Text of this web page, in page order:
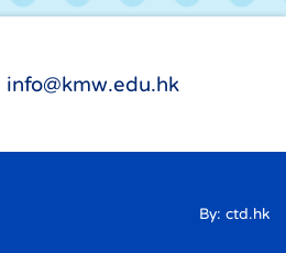
info@kmw.edu.hk
By: ctd.hk